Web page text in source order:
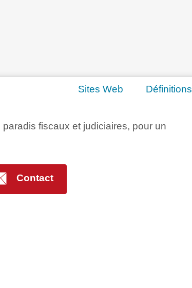
Sites Web Définitions
fiscaux et judiciaires, pour un
Contact